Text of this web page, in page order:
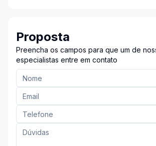
Proposta
Preencha os campos para que um de
especialistas entre em contato